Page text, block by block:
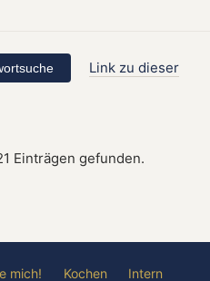
Link zu dieser
Einträgen gefunden.
mich! Kochen Intern